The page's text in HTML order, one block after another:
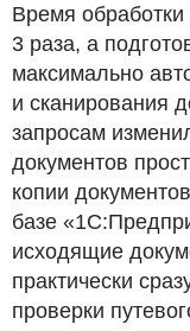
Время обработки
3 раза, а
максимально
и сканирования
запросам
документов
копии
базе
исходящие
практически
проверки